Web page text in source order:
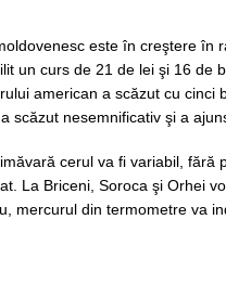
este în creştere în
un curs de 21 de lei şi 16 de
american a scăzut cu cinci
scăzut nesemnificativ şi a
cerul va fi variabil, fără
La Briceni, Soroca şi Orhei
mercurul din termometre va